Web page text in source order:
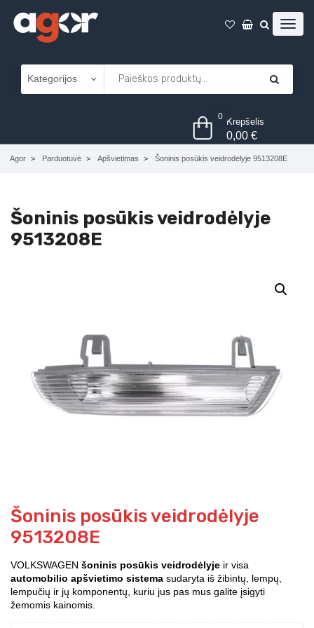
0 Krepšelis
0,00€
Agor Parduotuvė Apšvietimas Šoninis posūkis veidrodėlyje 9513208E
Šoninis posūkis veidrodėlyje
9513208E
Šoninis posūkis veidrodėlyje
9513208E
VOLKSWAGEN šoninis posūkis veidrodėlyje ir visa
automobilio apšvietimo sistema sudaryta iš žibintų, lempų,
lempučių ir jų komponentų, kuriu jus pas mus galite įsigyti
žemomis kainomis.